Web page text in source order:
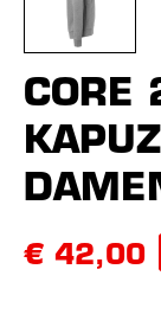
CORE
€ 42,00